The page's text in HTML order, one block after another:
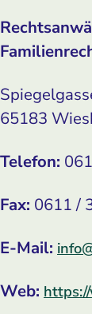
65183
Telefon:
Fax: 0611 /
E-Mail:
Web: